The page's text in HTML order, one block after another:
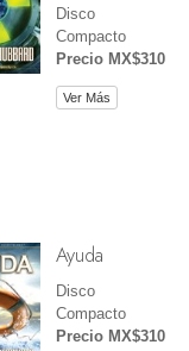
Disco
Compacto
Precio MX$310
Ver Más
Ayuda
Disco
Compacto
Precio MX$310